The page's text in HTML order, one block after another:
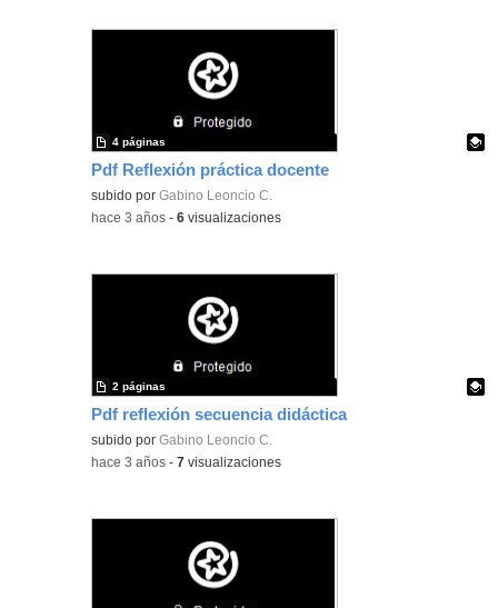
Pdf Reflexión práctica docente
Contenido educativo.
subido porGabino Leoncio C.
4 páginas
-hace 3 años -6 visualizaciones
Pdf reflexión secuencia didáctica
Contenido educativo.
subido porGabino Leoncio C.
2 páginas
-hace 3 años -7 visualizaciones